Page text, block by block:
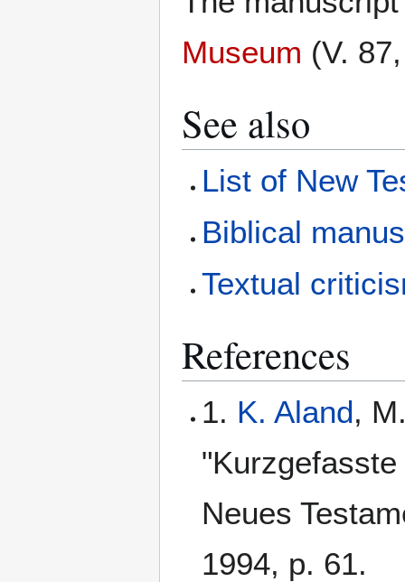
Museum (V.
See also
List of New
Biblical
Textual
References
1. K. Aland,
Neues
1994, p. 61.